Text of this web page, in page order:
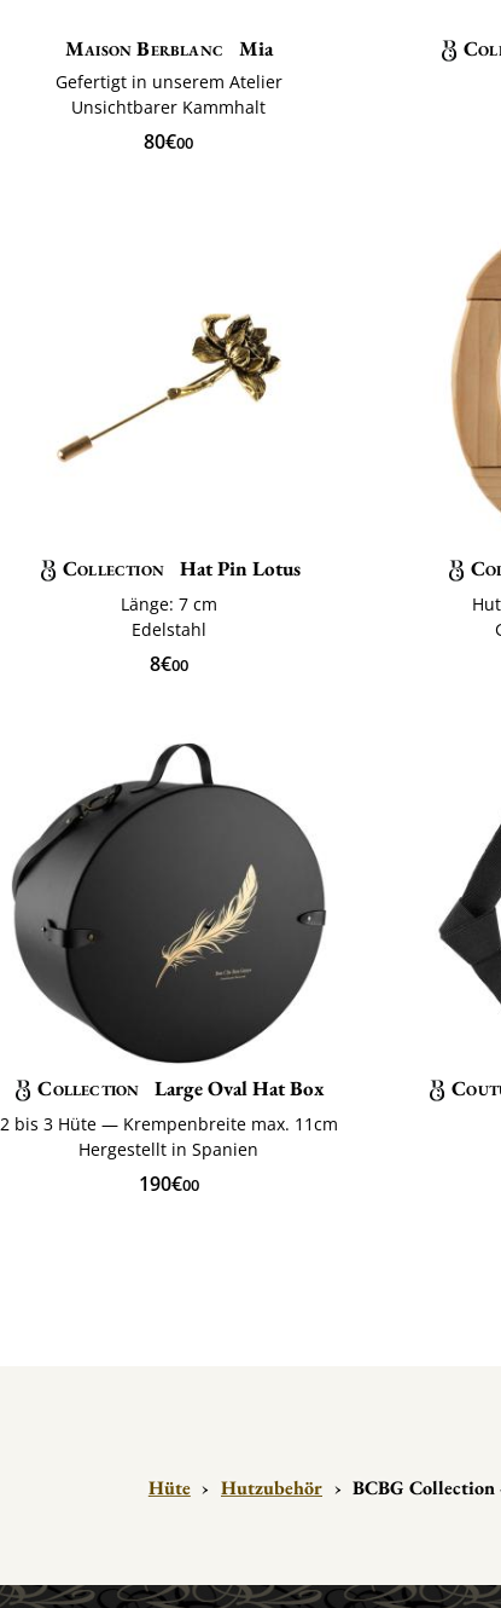
Maison Berblanc Mia
Gefertigt in unserem Atelier
Unsichtbarer Kammhalt
80€00
Collection Hat Pin Lotus
Länge: 7 cm
Edelstahl
8€00
Collection Large Oval Hat Box
2 bis 3 Hüte — Krempenbreite max. 11cm
Hergestellt in Spanien
190€00
Hüte › Hutzubehör › BCBG